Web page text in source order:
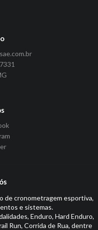
de cronometragem esportiva,
e sistemas.
Enduro, Hard Enduro,
Run, Corrida de Rua, dentre